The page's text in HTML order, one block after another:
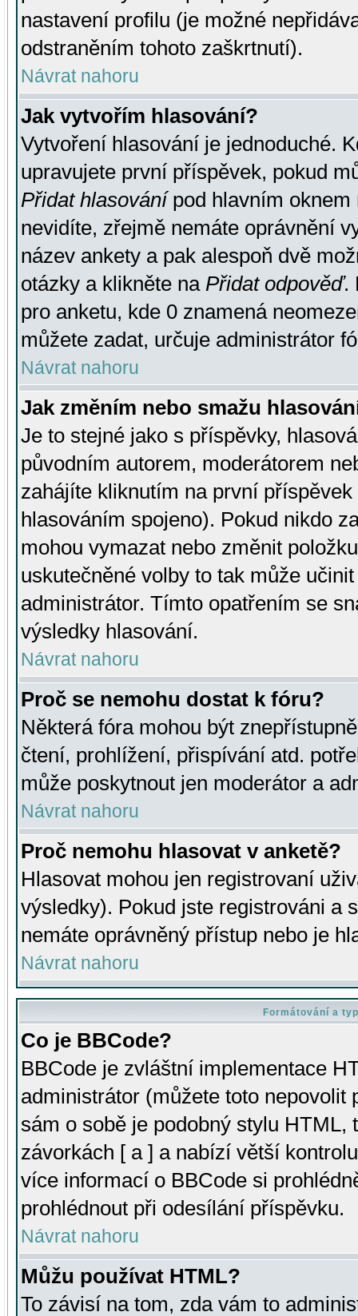
nastavení profilu (je možné
odstraněním tohoto zaškrtnutí).
Návrat nahoru
Jak vytvořím hlasování?
Vytvoření hlasování je jednoduché.
upravujete první příspěvek, pokud
Přidat hlasovánípod hlavním oknem
nevidíte, zřejmě nemáte oprávnění
název ankety a pak alespoň dvě
otázky a klikněte na Přidat odpověď.
pro anketu, kde 0 znamená
můžete zadat, určuje administrátor
Návrat nahoru
Jak změním nebo smažu
Je to stejné jako s příspěvky,
původním autorem, moderátorem
zahájíte kliknutím na první
hlasováním spojeno). Pokud nikdo
mohou vymazat nebo změnit
uskutečněné volby to tak může
administrátor. Tímto opatřením se
výsledky hlasování.
Návrat nahoru
Proč se nemohu dostat k fóru?
Některá fóra mohou být
čtení, prohlížení, přispívání atd.
může poskytnout jen moderátor a
Návrat nahoru
Proč nemohu hlasovat v anketě?
Hlasovat mohou jen registrovaní
výsledky). Pokud jste registrováni a
nemáte oprávněný přístup nebo je
Návrat nahoru
Formátování a
Co je BBCode?
BBCode je zvláštní implementace
administrátor (můžete toto
sám o sobě je podobný stylu HTML,
závorkách [ a ] a nabízí větší
více informací o BBCode si
prohlédnout při odesílání příspěvku.
Návrat nahoru
Můžu používat HTML?
To závisí na tom, zda vám to